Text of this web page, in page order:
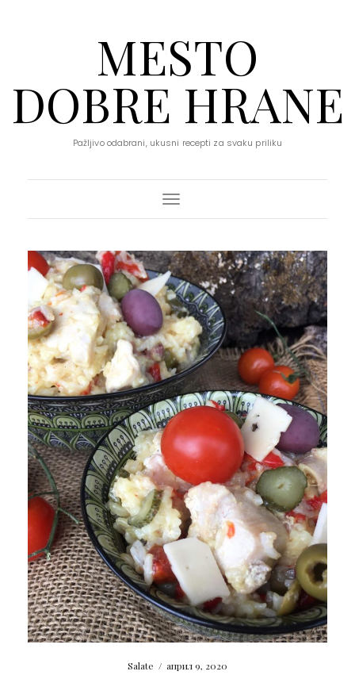
MESTO
DOBRE HRANE
Pažljivo odabrani, ukusni recepti za svaku priliku
Toggle Navigation
Salate / април 9, 2020